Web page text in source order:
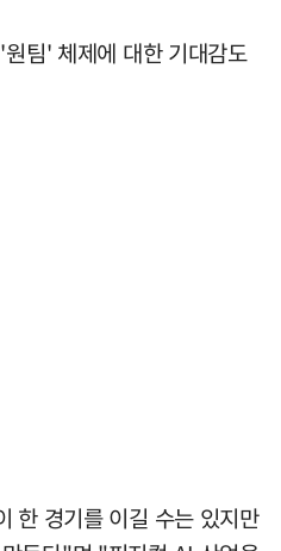
팀' 체제에 대한 기대감도
한 경기를 이길 수는 있지만